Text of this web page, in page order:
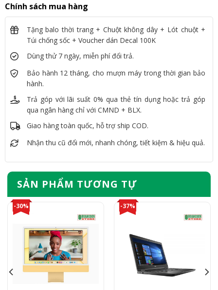
Chính sách mua hàng
Tặng balo thời trang + Chuột không dây + Lót chuột +
Túi chống sốc + Voucher dán Decal 100K
Dùng thử 7 ngày, miễn phí đổi trả.
Bảo hành 12 tháng, cho mượn máy trong thời gian bảo
hành.
Trả góp với lãi suất 0% qua thẻ tín dụng hoặc trả góp
qua ngân hàng chỉ với CMND + BLX.
Giao hàng toàn quốc, hỗ trợ ship COD.
Nhận thu cũ đổi mới, nhanh chóng, tiết kiệm & hiệu quả.
SẢN PHẨM TƯƠNG TỰ
-30% -37%